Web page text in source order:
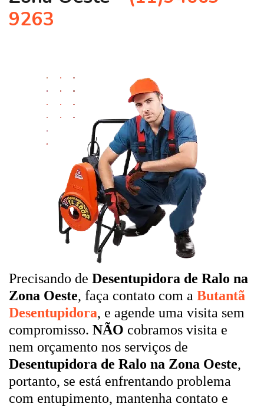
9263
Precisando de Desentupidora de Ralo na
Zona Oeste, faça contato com a Butantã
Desentupidora, e agende uma visita sem
compromisso. NÃO cobramos visita e
nem orçamento nos serviços de
Desentupidora de Ralo na Zona Oeste,
portanto, se está enfrentando problema
com entupimento, mantenha contato e